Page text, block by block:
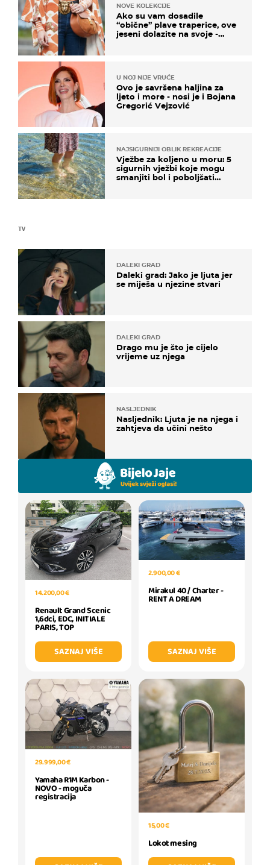
TV
DALEKI GRAD
Daleki grad: Jako je ljuta jer
se miješa u njezine stvari
DALEKI GRAD
Drago mu je što je cijelo
vrijeme uz njega
NASLJEDNIK
Nasljednik: Ljuta je na njega i
zahtjeva da učini nešto
NOVE KOLEKCIJE
Ako su vam dosadile
“obične” plave traperice, ove
jeseni dolazite na svoje -
U NOJ NIJE VRUĆE
Ovo je savršena haljina za
ljeto i more - nosi je i Bojana
Gregorić Vejzović
NAJSIGURNIJI OBLIK REKREACIJE
Vježbe za koljeno u moru: 5
sigurnih vježbi koje mogu
smanjiti bol i poboljšati
14.200,00 €
Renault Grand Scenic
1,6dci, EDC, INITIALE
PARIS, TOP
SAZNAJ VIŠE
2.900,00 €
Mirakul 40 / Charter -
RENT A DREAM
SAZNAJ VIŠE
29.999,00 €
Yamaha R1M Karbon -
NOVO - moguča
registracija
15,00 €
Lokot mesing